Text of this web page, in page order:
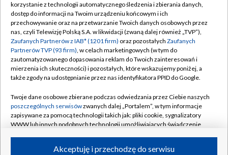
TVP
Abonament TVP
Emisja w TVP
Centrum informacji TVP
Naziemna Telewizja Cyfrowa
Rada Programowa
System NOS
Informacje o nadawcy
Regulamin TVP
Polityka prywatności
Moje zgody
Pomoc
Kontakt
Kanały
korzystanie z technologii automatycznego śledzenia i zbierania danych,
dostęp do informacji na Twoim urządzeniu końcowym i ich
przechowywanie oraz na przetwarzanie Twoich danych osobowych przez
nas, czyli Telewizję Polską S.A. w likwidacji (zwaną dalej również „TVP”),
Zaufanych Partnerów z IAB* (1201 firm) oraz pozostałych Zaufanych
Partnerów TVP (93 firm), w celach marketingowych (w tym do
zautomatyzowanego dopasowania reklam do Twoich zainteresowań i
mierzenia ich skuteczności) i pozostałych, które wskazujemy poniżej, a
także zgody na udostępnianie przez nas identyfikatora PPID do Google.
Twoje dane osobowe zbierane podczas odwiedzania przez Ciebie naszych
poszczególnych serwisówzwanych dalej „Portalem”, w tym informacje
zapisywane za pomocą technologii takich jak: pliki cookie, sygnalizatory
WWW lub innych podobnych technologii umożliwiających świadczenie
ruchu w Internecie.Akceptuję i przechodzę do serwisu